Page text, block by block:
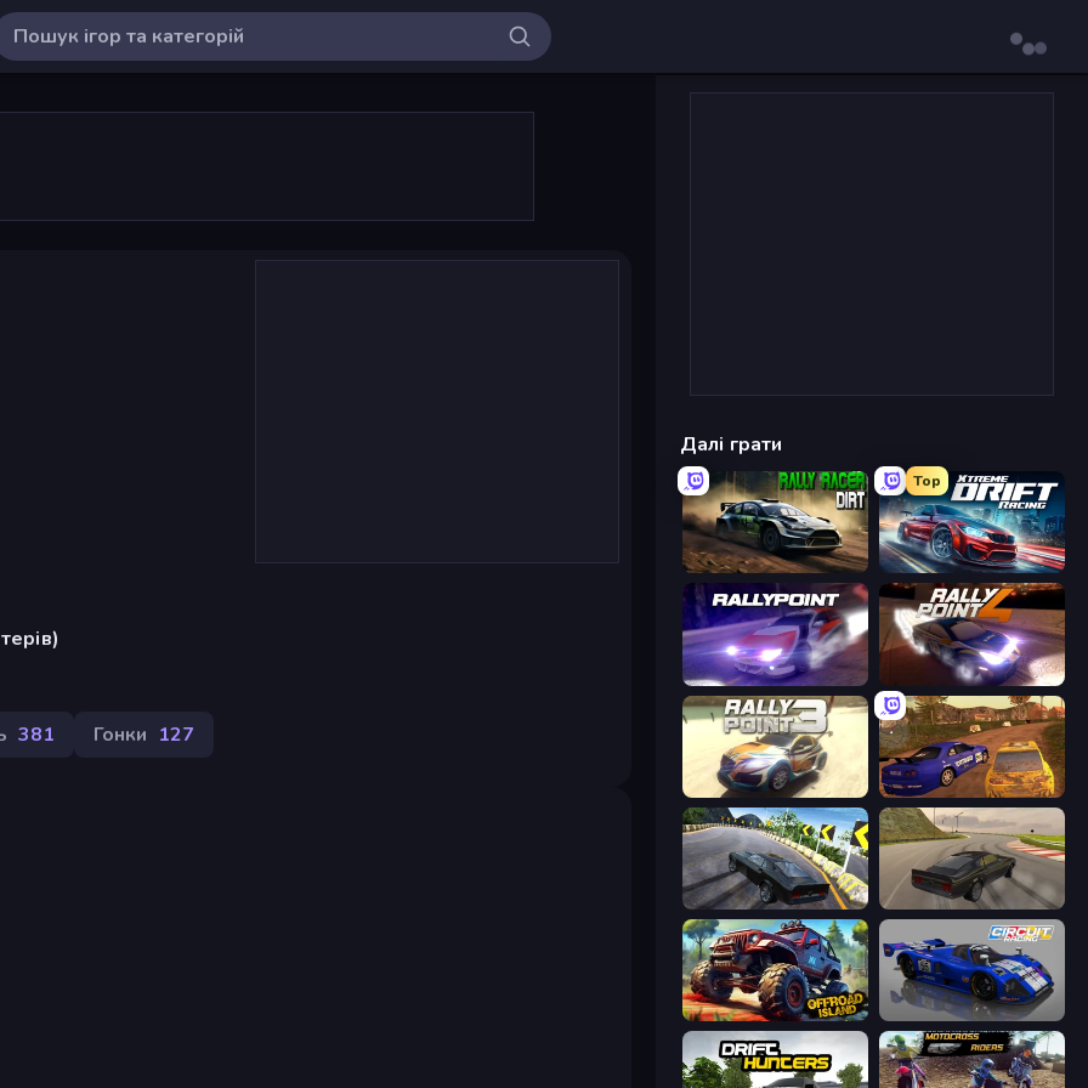
381 Гонки 127
Далі грати
Rally Racer Dirt
Top
Xtreme DRIFT Racing
Rally Point Rally Point 4
Rally Point 3 Dirt Rally Driver HD
Burnout Drift 2: Hilltop Burnout Drift
Offroad Island Circuit Racing